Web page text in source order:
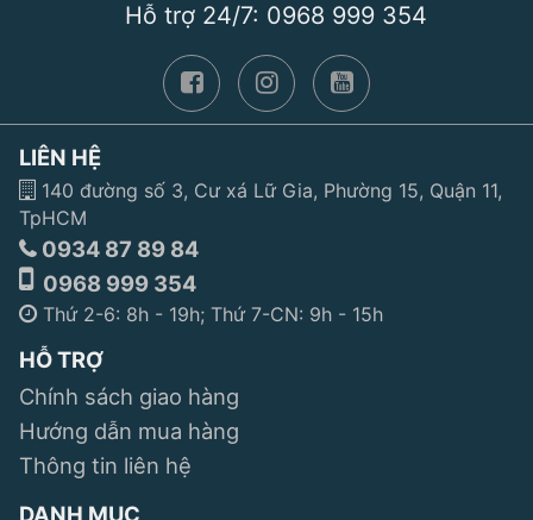
Hỗ trợ 24/7: 0968 999 354
LIÊN HỆ
140 đường số 3, Cư xá Lữ Gia, Phường 15, Quận 11,
TpHCM
0934 87 89 84
0968 999 354
Thứ 2-6: 8h - 19h; Thứ 7-CN: 9h - 15h
HỖ TRỢ
Chính sách giao hàng
Hướng dẫn mua hàng
Thông tin liên hệ
DANH MỤC